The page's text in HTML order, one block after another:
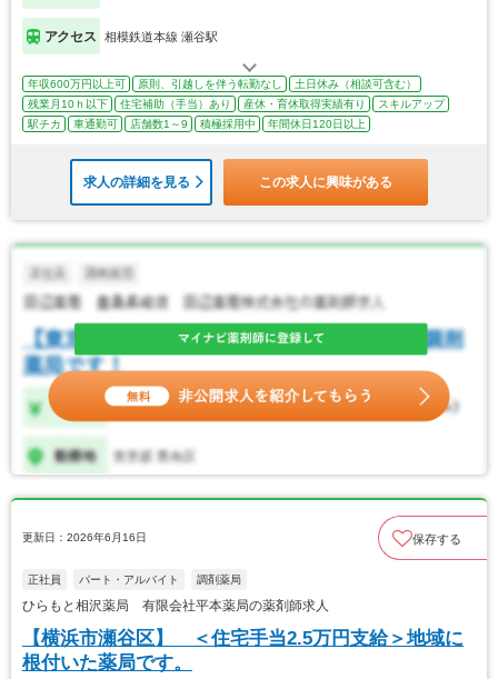
アクセス 相模鉄道本線 瀬谷駅
年収600万円以上可 原則、引越しを伴う転勤なし
土日休み（相談可含む）
残業月10ｈ以下
住宅補助（手当）あり 産休・育休取得実績有り
スキルアップ
駅チカ
車通勤可 店舗数1～9 積極採用中 年間休日120日以上
求人の詳細を見る この求人に興味がある
更新日：2026年6月16日 保存する
正社員 パート・アルバイト 調剤薬局
ひらもと相沢薬局 有限会社平本薬局の薬剤師求人
【横浜市瀬谷区】 ＜住宅手当2.5万円支給＞地域に
根付いた薬局です。